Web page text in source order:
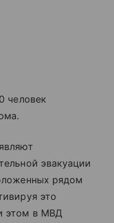
человек
эвакуации
рядом
это
этом в МВД